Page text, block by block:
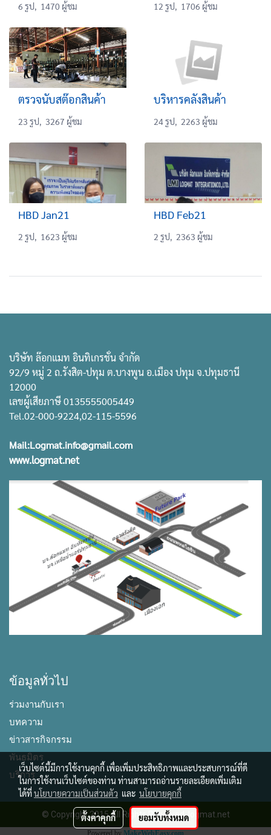
6 รูป, 1470 ผู้ชม 12 รูป, 1706 ผู้ชม
ตรวจนับสต๊อกสินค้า
23 รูป, 3267 ผู้ชม
บริหารคลังสินค้า
24 รูป, 2263 ผู้ชม
HBD Jan21
2 รูป, 1623 ผู้ชม
HBD Feb21
2 รูป, 2363 ผู้ชม
บริษัท ล๊อกแมท อินทิเกรชั่น จำกัด
92/9 หมู่ 2 ถ.รังสิต-ปทุม ต.บางพูน อ.เมือง ปทุม จ.ปทุมธานี
12000
เลขผู้เสียภาษี 0135555005449
Tel.02-000-9224,02-115-5596
Mail:Logmat.info@gmail.com
www.logmat.net
ข้อมูลทั่วไป
ร่วมงานกับเรา
บทความ
ข่าวสารกิจกรรม
พันธมิตร
บริการ
© Copyright 2015 All Rights Reserved. logmat.net
Powered by MakeWebEasy.com
เว็บไซต์นี้มีการใช้งานคุกกี้ เพื่อเพิ่มประสิทธิภาพและประสบการณ์ที่ดี
ในการใช้งานเว็บไซต์ของท่าน ท่านสามารถอ่านรายละเอียดเพิ่มเติม
ได้ที่นโยบายความเป็นส่วนตัว และ นโยบายคุกกี้
ตั้งค่าคุกกี้ ยอมรับทั้งหมด